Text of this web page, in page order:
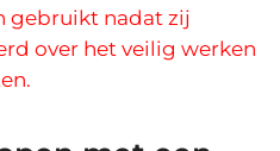
gebruikt nadat zij
over het veilig werken